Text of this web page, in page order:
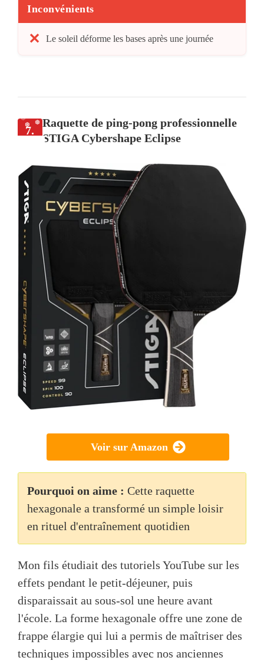
Inconvénients
Le soleil déforme les bases après une journée
7.
Raquette de ping-pong professionnelle
STIGA Cybershape Eclipse
Voir sur Amazon
Pourquoi on aime : Cette raquette
hexagonale a transformé un simple loisir
en rituel d'entraînement quotidien
Mon fils étudiait des tutoriels YouTube sur les
effets pendant le petit-déjeuner, puis
disparaissait au sous-sol une heure avant
l'école. La forme hexagonale offre une zone de
frappe élargie qui lui a permis de maîtriser des
techniques impossibles avec nos anciennes